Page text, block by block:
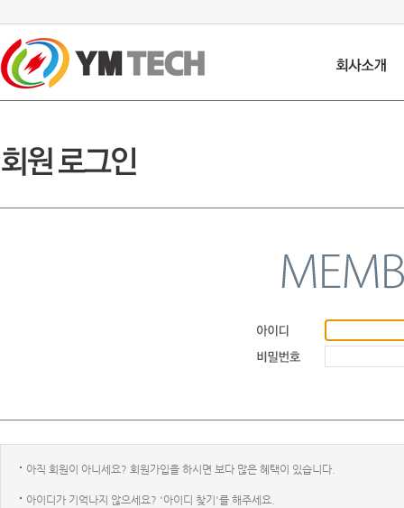
아직 회원이 아니세요? 회원가입을 하시면 보다 많은 혜택이 있습니다.
아이디가 기억나지 않으세요? '아이디 찾기'를 해주세요.